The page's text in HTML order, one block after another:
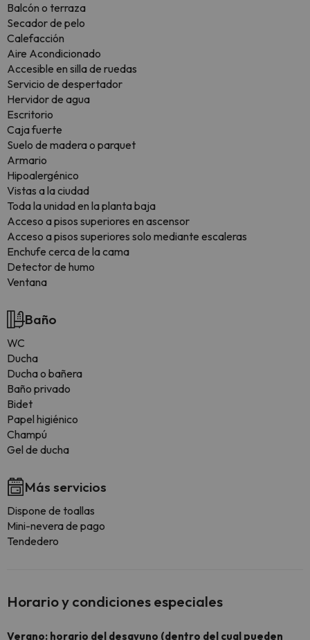
Balcón o terraza
Secador de pelo
Calefacción
Aire Acondicionado
Accesible en silla de ruedas
Servicio de despertador
Hervidor de agua
Escritorio
Caja fuerte
Suelo de madera o parquet
Armario
Hipoalergénico
Vistas a la ciudad
Toda la unidad en la planta baja
Acceso a pisos superiores en ascensor
Acceso a pisos superiores solo mediante escaleras
Enchufe cerca de la cama
Detector de humo
Ventana
Baño
WC
Ducha
Ducha o bañera
Baño privado
Bidet
Papel higiénico
Champú
Gel de ducha
Más servicios
Dispone de toallas
Mini-nevera de pago
Tendedero
Horario y condiciones especiales
Verano: horario del desayuno (dentro del cual pueden